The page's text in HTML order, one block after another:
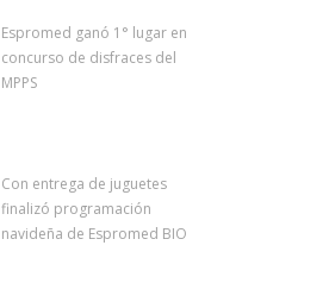
Espromed ganó 1° lugar en
concurso de disfraces del
MPPS
Con entrega de juguetes
finalizó programación
navideña de Espromed BIO